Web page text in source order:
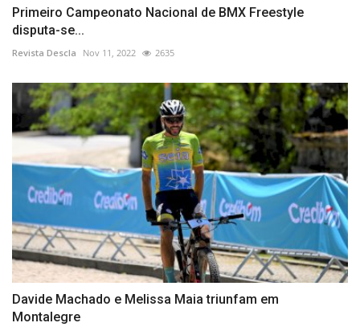
Primeiro Campeonato Nacional de BMX Freestyle
disputa-se...
Revista Descla Nov 11, 2022 2635
Davide Machado e Melissa Maia triunfam em
Montalegre